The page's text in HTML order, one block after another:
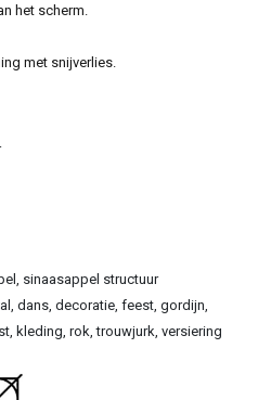
het scherm.
met snijverlies.
sinaasappel structuur
dans, decoratie, feest, gordijn,
kleding, rok, trouwjurk, versiering